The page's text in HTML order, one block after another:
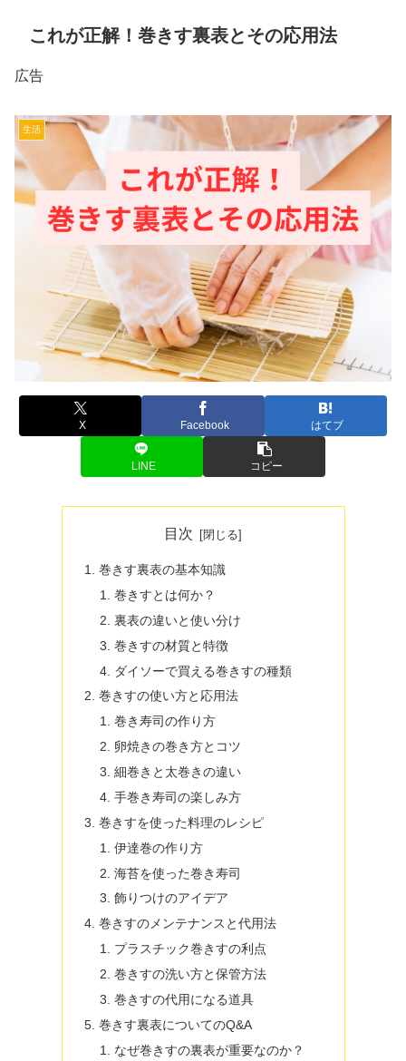
これが正解！巻きす裏表とその応用法
広告
生活
X Facebook はてブ
LINE コピー
目次
巻きす裏表の基本知識
巻きすとは何か？
裏表の違いと使い分け
巻きすの材質と特徴
ダイソーで買える巻きすの種類
巻きすの使い方と応用法
巻き寿司の作り方
卵焼きの巻き方とコツ
細巻きと太巻きの違い
手巻き寿司の楽しみ方
巻きすを使った料理のレシピ
伊達巻の作り方
海苔を使った巻き寿司
飾りつけのアイデア
巻きすのメンテナンスと代用法
プラスチック巻きすの利点
巻きすの洗い方と保管方法
巻きすの代用になる道具
巻きす裏表についてのQ&A
なぜ巻きすの裏表が重要なのか？